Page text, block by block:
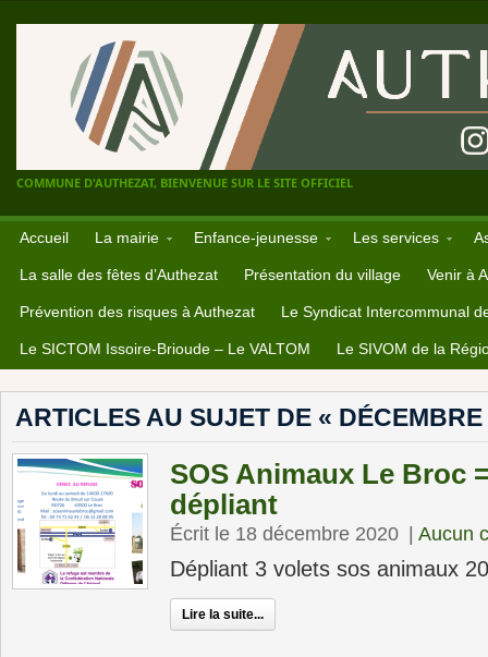
COMMUNE D'AUTHEZAT, BIENVENUE SUR LE SITE OFFICIEL
Accueil La mairie Enfance-jeunesse Les services
La salle des fêtes d’Authezat Présentation du village Venir à
Prévention des risques à Authezat Le Syndicat Intercommunal
Le SICTOM Issoire-Brioude – Le VALTOM Le SIVOM de la
ARTICLES AU SUJET DE «
SOS Animaux Le Broc
dépliant
Écrit le 18 décembre 2020 Aucun
Dépliant 3 volets sos animaux
Lire la suite...